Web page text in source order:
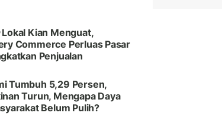
Lokal Kian Menguat,
Commerce Perluas Pasar
Penjualan
Tumbuh 5,29 Persen,
Turun, Mengapa Daya
Belum Pulih?